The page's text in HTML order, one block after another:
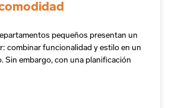
pequeños presentan un
combinar funcionalidad y estilo en un
Sin embargo, con una planificación